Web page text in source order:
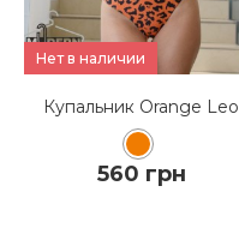
Нет в наличии
Купальник Orange Leo
560 грн